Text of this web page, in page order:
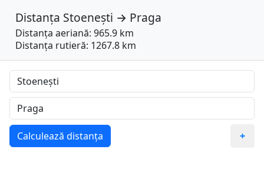
Distanța Stoenești → Praga
Distanța aeriană: 965.9 km
Distanța rutieră: 1267.8 km
Calculează distanța +